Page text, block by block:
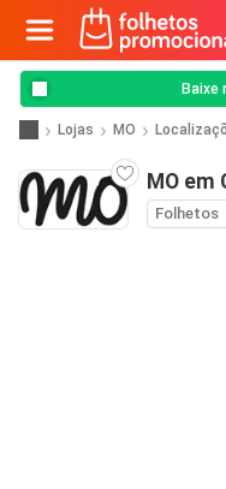
Baixe
Lojas MO
MO em
Folhetos